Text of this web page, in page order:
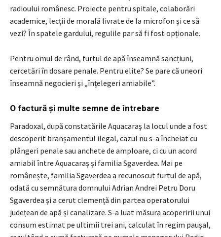
radioului românesc. Proiecte pentru spitale, colaborări
academice, lecții de morală livrate de la microfon și ce să
vezi? În spatele gardului, regulile par să fi fost opționale.
Pentru omul de rând, furtul de apă înseamnă sancțiuni,
cercetări în dosare penale. Pentru elite? Se pare că uneori
înseamnă negocieri și „înțelegeri amiabile”.
O factură și multe semne de întrebare
Paradoxal, după constatările Aquacaraș la locul unde a fost
descoperit branșamentul ilegal, cazul nu s-a încheiat cu
plângeri penale sau anchete de amploare, ci cu un acord
amiabil între Aquacaraș și familia Sgaverdea. Mai pe
românește, familia Sgaverdea a recunoscut furtul de apă,
odată cu semnătura domnului Adrian Andrei Petru Doru
Sgaverdea și a cerut clemență din partea operatorului
județean de apă și canalizare. S-a luat măsura acoperirii unui
consum estimat pe ultimii trei ani, calculat în regim paușal,